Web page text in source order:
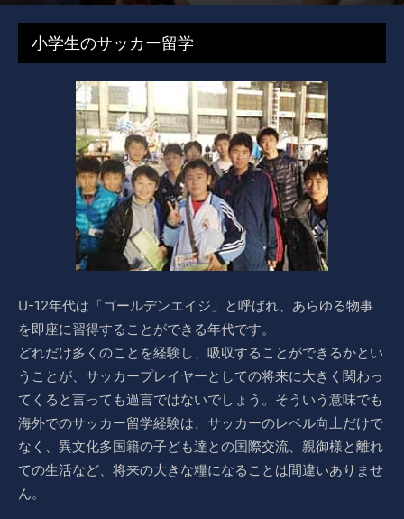
By EPI-editor - 2017年4月23日 30696
小学生のサッカー留学
U-12年代は「ゴールデンエイジ」と呼ばれ、あらゆる物事
を即座に習得することができる年代です。
どれだけ多くのことを経験し、吸収することができるかとい
うことが、サッカープレイヤーとしての将来に大きく関わっ
てくると言っても過言ではないでしょう。そういう意味でも
海外でのサッカー留学経験は、サッカーのレベル向上だけで
なく、異文化多国籍の子ども達との国際交流、親御様と離れ
ての生活など、将来の大きな糧になることは間違いありませ
ん。